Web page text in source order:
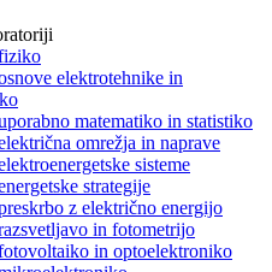
elektrotehnike in
matematiko in statistiko
omrežja in naprave
sisteme
strategije
z električno energijo
in fotometrijo
in optoelektroniko